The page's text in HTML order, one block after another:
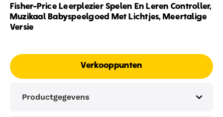
Fisher-Price Leerplezier Spelen En Leren Controller,
Muzikaal Babyspeelgoed Met Lichtjes, Meertalige
Versie
Verkooppunten
Productgegevens